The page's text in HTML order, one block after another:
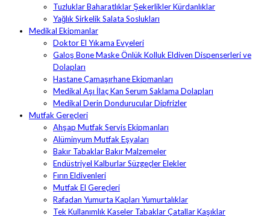
Tuzluklar Baharatlıklar Şekerlikler Kürdanlıklar
Yağlık Sirkelik Salata Soslukları
Medikal Ekipmanlar
Doktor El Yıkama Evyeleri
Galoş Bone Maske Önlük Kolluk Eldiven Dispenserleri ve
Dolapları
Hastane Çamaşırhane Ekipmanları
Medikal Aşı İlaç Kan Serum Saklama Dolapları
Medikal Derin Dondurucular Dipfrizler
Mutfak Gereçleri
Ahşap Mutfak Servis Ekipmanları
Alüminyum Mutfak Eşyaları
Bakır Tabaklar Bakır Malzemeler
Endüstriyel Kalburlar Süzgeçler Elekler
Fırın Eldivenleri
Mutfak El Gereçleri
Rafadan Yumurta Kapları Yumurtalıklar
Tek Kullanımlık Kaseler Tabaklar Çatallar Kaşıklar